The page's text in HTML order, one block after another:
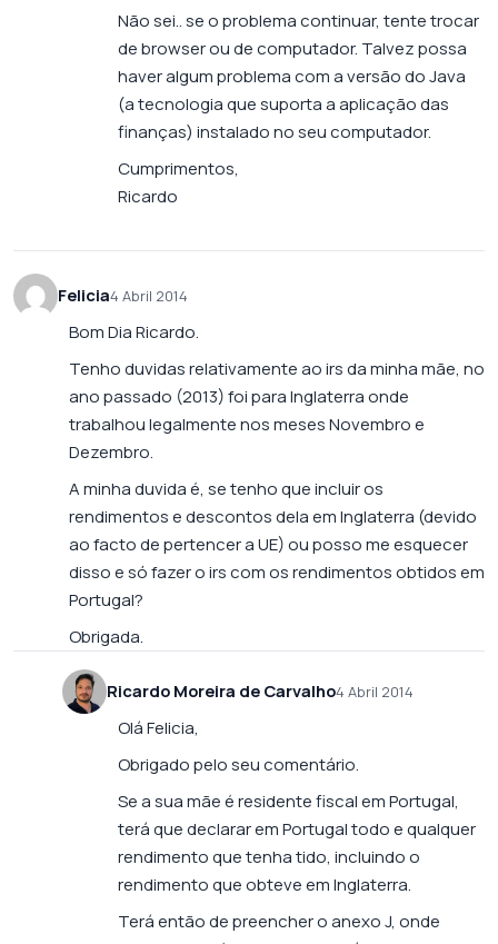
Não sei.. se o problema continuar, tente trocar
de browser ou de computador. Talvez possa
haver algum problema com a versão do Java
(a tecnologia que suporta a aplicação das
finanças) instalado no seu computador.
Cumprimentos,
Ricardo
Felicia4 Abril 2014
Bom Dia Ricardo.
Tenho duvidas relativamente ao irs da minha mãe, no
ano passado (2013) foi para Inglaterra onde
trabalhou legalmente nos meses Novembro e
Dezembro.
A minha duvida é, se tenho que incluir os
rendimentos e descontos dela em Inglaterra (devido
ao facto de pertencer a UE) ou posso me esquecer
disso e só fazer o irs com os rendimentos obtidos em
Portugal?
Obrigada.
Ricardo Moreira de Carvalho4 Abril 2014
Olá Felicia,
Obrigado pelo seu comentário.
Se a sua mãe é residente fiscal em Portugal,
terá que declarar em Portugal todo e qualquer
rendimento que tenha tido, incluindo o
rendimento que obteve em Inglaterra.
Terá então de preencher o anexo J, onde